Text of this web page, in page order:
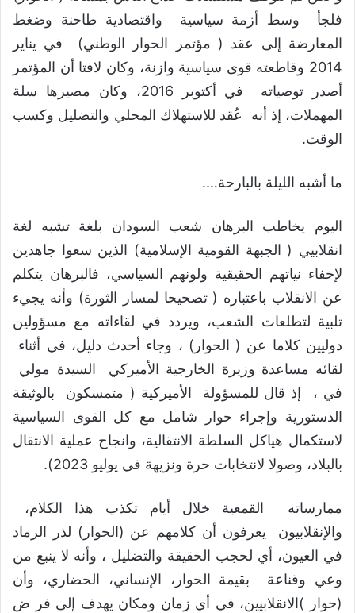
فلجأ وسط أزمة سياسية واقتصادية طاحنة وضغط
المعارضة إلى عقد ( مؤتمر الحوار الوطني) في يناير
2014 وقاطعته قوى سياسية وازنة، وكان لافتا أن المؤتمر
أصدر توصياته في أكتوبر 2016، وكان مصيرها سلة
المهملات، إذ أنه عُقد للاستهلاك المحلي والتضليل وكسب
الوقت.
ما أشبه الليلة بالبارحة….
اليوم يخاطب البرهان شعب السودان بلغة تشبه لغة
انقلابيي ( الجبهة القومية الإسلامية) الذين سعوا جاهدين
لإخفاء نياتهم الحقيقية ولونهم السياسي، فالبرهان يتكلم
عن الانقلاب باعتباره ( تصحيحا لمسار الثورة) وأنه يجيء
تلبية لتطلعات الشعب، ويردد في لقاءاته مع مسؤولين
دوليين كلاما عن ( الحوار) ، وجاء أحدث دليل، في أثناء
لقائه مساعدة وزيرة الخارجية الأميركي السيدة مولي
في ، إذ قال للمسؤولة الأميركية ( متمسكون بالوثيقة
الدستورية وإجراء حوار شامل مع كل القوى السياسية
لاستكمال هياكل السلطة الانتقالية، وانجاح عملية الانتقال
بالبلاد، وصولا لانتخابات حرة ونزيهة في يوليو 2023).
ممارساته القمعية خلال أيام تكذب هذا الكلام،
والإنقلابيون يعرفون أن كلامهم عن (الحوار) لذر الرماد
في العيون، أي لحجب الحقيقة والتضليل ، وأنه لا ينبع من
وعي وقناعة بقيمة الحوار، الإنساني، الحضاري، وأن
(حوار )الانقلابيين، في أي زمان ومكان يهدف إلى فر ض